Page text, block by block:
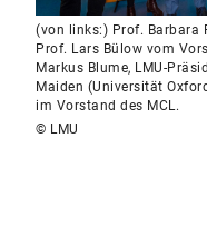
(von links:) Prof. Barbara
Prof. Lars Bülow vom
Markus Blume, LMU-
Maiden (Universität
im Vorstand des MCL.
© LMU